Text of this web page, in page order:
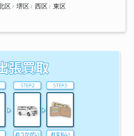
区 堺区 西区 東区